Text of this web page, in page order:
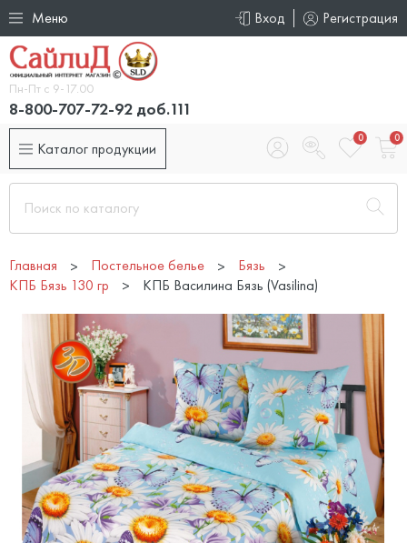
Меню Вход Регистрация
Пн-Пт с 9-17.00
8-800-707-72-92 доб.111
Каталог продукции
0 0
Главная Постельное белье
Бязь
КПБ Бязь 130 гр
КПБ Василина Бязь (Vasilina)